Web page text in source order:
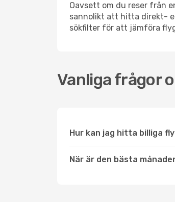
Oavsett om du reser från
sannolikt att hitta direkt-
sökfilter för att jämföra
Vanliga frågor
Hur kan jag hitta billiga
När är den bästa